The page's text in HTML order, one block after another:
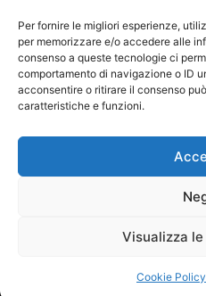
Per fornire le migliori esperienze,
per memorizzare e/o accedere alle
consenso a queste tecnologie ci
comportamento di navigazione o ID
acconsentire o ritirare il consenso
caratteristiche e funzioni.
Visualizza
Cookie Policy
Federazione Nazionale
codice fiscale
Responsabile sito
Privacy Policy
Rights